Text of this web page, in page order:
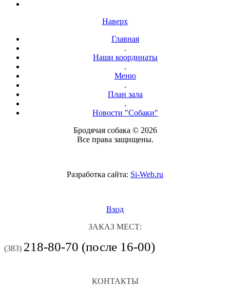
Наверх
Главная
.
Наши координаты
.
Меню
.
План зала
.
Новости "Собаки"
Бродячая собака © 2026
Все права защищены.
Разработка сайта: Si-Web.ru
Вход
ЗАКАЗ МЕСТ:
(383) 218-80-70 (после 16-00)
КОНТАКТЫ